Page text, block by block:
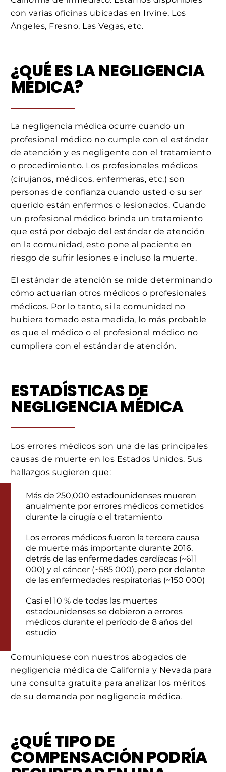
con varias oficinas ubicadas en Irvine, Los
Ángeles, Fresno, Las Vegas, etc.
¿QUÉ ES LA NEGLIGENCIA
MÉDICA?
La negligencia médica ocurre cuando un
profesional médico no cumple con el estándar
de atención y es negligente con el tratamiento
o procedimiento. Los profesionales médicos
(cirujanos, médicos, enfermeras, etc.) son
personas de confianza cuando usted o su ser
querido están enfermos o lesionados. Cuando
un profesional médico brinda un tratamiento
que está por debajo del estándar de atención
en la comunidad, esto pone al paciente en
riesgo de sufrir lesiones e incluso la muerte.
El estándar de atención se mide determinando
cómo actuarían otros médicos o profesionales
médicos. Por lo tanto, si la comunidad no
hubiera tomado esta medida, lo más probable
es que el médico o el profesional médico no
cumpliera con el estándar de atención.
ESTADÍSTICAS DE
NEGLIGENCIA MÉDICA
Los errores médicos son una de las principales
causas de muerte en los Estados Unidos. Sus
hallazgos sugieren que:
Más de 250,000 estadounidenses mueren
anualmente por errores médicos cometidos
durante la cirugía o el tratamiento
Los errores médicos fueron la tercera causa
de muerte más importante durante 2016,
detrás de las enfermedades cardíacas (~611
000) y el cáncer (~585 000), pero por delante
de las enfermedades respiratorias (~150 000)
Casi el 10 % de todas las muertes
estadounidenses se debieron a errores
médicos durante el período de 8 años del
estudio
Comuníquese con nuestros abogados de
negligencia médica de California y Nevada para
una consulta gratuita para analizar los méritos
de su demanda por negligencia médica.
¿QUÉ TIPO DE
COMPENSACIÓN PODRÍA